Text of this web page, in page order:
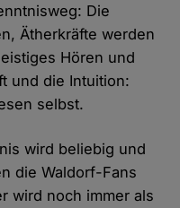
Die
Ätherkräfte werden
Hören und
und die Intuition:
selbst.
wird beliebig und
die Waldorf-Fans
wird noch immer als